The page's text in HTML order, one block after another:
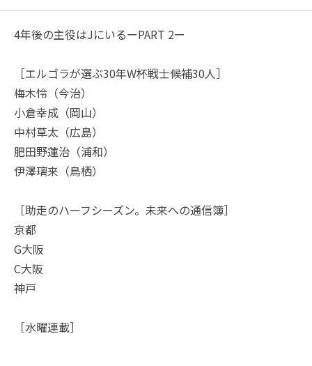
4年後の主役はJにいるーPART 2ー
［エルゴラが選ぶ30年W杯戦士候補30人］
梅木怜（今治）
小倉幸成（岡山）
中村草太（広島）
肥田野蓮治（浦和）
伊澤璃来（鳥栖）
［助走のハーフシーズン。未来への通信簿］
京都
G大阪
C大阪
神戸
［水曜連載］